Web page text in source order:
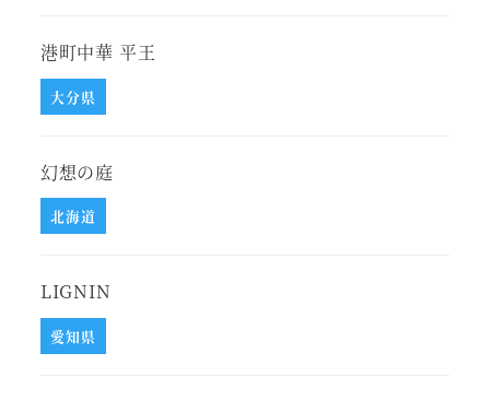
港町中華 平王
大分県
幻想の庭
北海道
LIGNIN
愛知県